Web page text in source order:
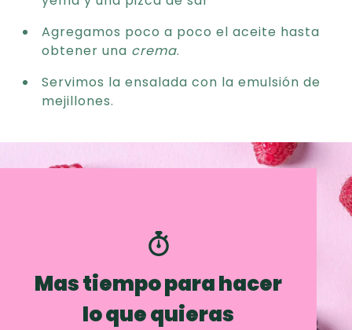
Agregamos poco a poco el aceite hasta
obtener una crema.
Servimos la ensalada con la emulsión de
mejillones.
Mas tiempo para hacer
lo que quieras